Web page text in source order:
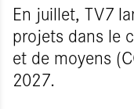
En juillet, TV7
projets dans le
et de moyens
2027.